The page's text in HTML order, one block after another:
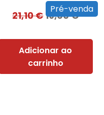
Pré-venda
21,10€19,00€
Adicionar ao
carrinho